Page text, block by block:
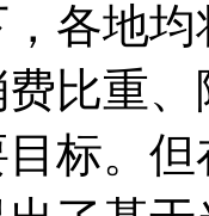
各地
比重
标。